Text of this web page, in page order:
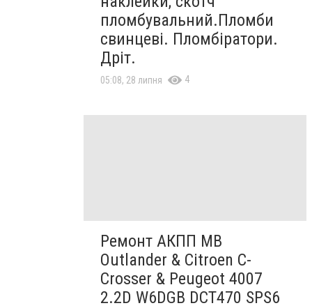
пломбувальний.Пломби
свинцеві. Пломбіратори.
Дріт.
05:08, 28 липня 4
Ремонт АКПП MB
Outlander & Citroen C-
Crosser & Peugeot 4007
2.2D W6DGB DCT470 SPS6